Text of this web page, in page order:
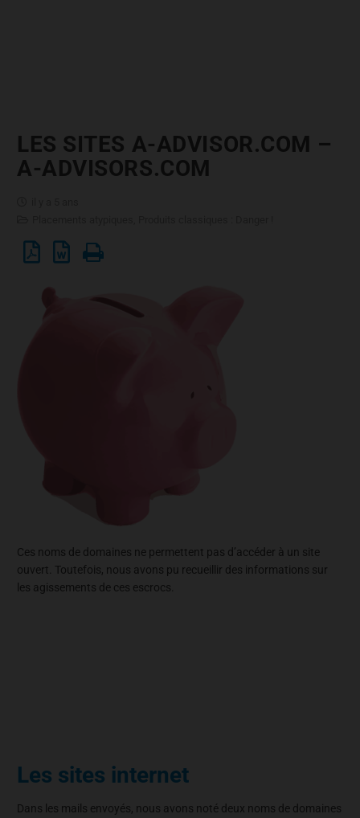
LES SITES A-ADVISOR.COM –
A-ADVISORS.COM
Ces noms de domaines ne permettent pas d’accéder à un site
ouvert. Toutefois, nous avons pu recueillir des informations sur
les agissements de ces escrocs.
Les sites internet
Dans les mails envoyés, nous avons noté deux noms de domaines